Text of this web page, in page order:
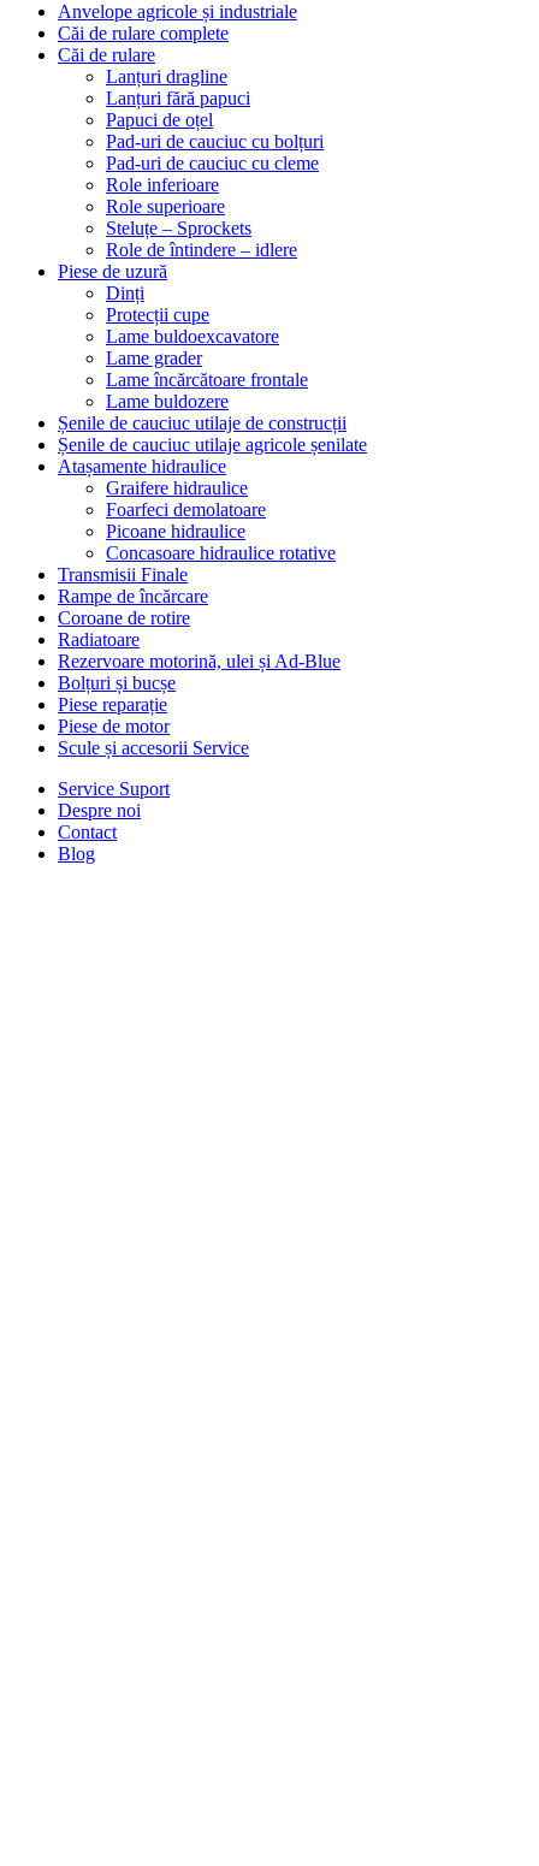
Anvelope agricole și industriale
Căi de rulare complete
Căi de rulare
Lanțuri dragline
Lanțuri fără papuci
Papuci de oțel
Pad-uri de cauciuc cu bolțuri
Pad-uri de cauciuc cu cleme
Role inferioare
Role superioare
Steluțe – Sprockets
Role de întindere – idlere
Piese de uzură
Dinți
Protecții cupe
Lame buldoexcavatore
Lame grader
Lame încărcătoare frontale
Lame buldozere
Șenile de cauciuc utilaje de construcții
Șenile de cauciuc utilaje agricole șenilate
Atașamente hidraulice
Graifere hidraulice
Foarfeci demolatoare
Picoane hidraulice
Concasoare hidraulice rotative
Transmisii Finale
Rampe de încărcare
Coroane de rotire
Radiatoare
Rezervoare motorină, ulei și Ad-Blue
Bolțuri și bucșe
Piese reparație
Piese de motor
Scule și accesorii Service
Service Suport
Despre noi
Contact
Blog